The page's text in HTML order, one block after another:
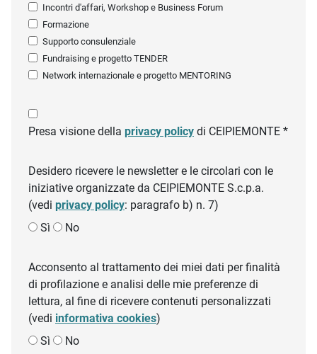
Incontri d'affari, Workshop e Business Forum
Formazione
Supporto consulenziale
Fundraising e progetto TENDER
Network internazionale e progetto MENTORING
Presa visione della privacy policy di CEIPIEMONTE *
Desidero ricevere le newsletter e le circolari con le
iniziative organizzate da CEIPIEMONTE S.c.p.a.
(vedi privacy policy: paragrafo b) n. 7)
Sì
No
Acconsento al trattamento dei miei dati per finalità
di profilazione e analisi delle mie preferenze di
lettura, al fine di ricevere contenuti personalizzati
(vedi informativa cookies)
Sì
No